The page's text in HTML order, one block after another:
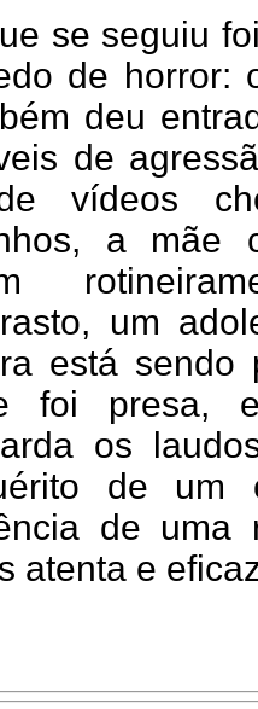
se seguiu
de horror:
deu
de
vídeos
a mãe
um
está sendo
foi presa,
os
de um
de uma
atenta e